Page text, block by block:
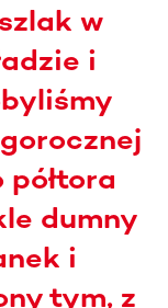
w
i
dumny
i
tym, z